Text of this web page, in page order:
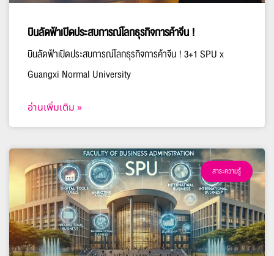
บินลัดฟ้าเปิดประสบการณ์โลกธุรกิจการค้าจีน !
บินลัดฟ้าเปิดประสบการณ์โลกธุรกิจการค้าจีน ! 3+1 SPU x
Guangxi Normal University
อ่านเพิ่มเติม »
สาระความรู้